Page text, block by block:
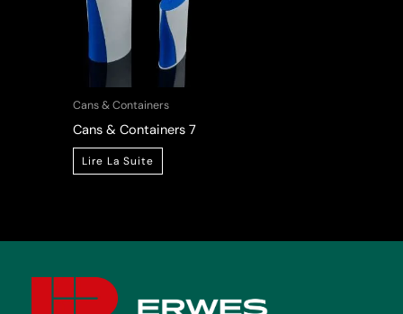
Cans & Containers
Cans & Containers 7
Lire La Suite